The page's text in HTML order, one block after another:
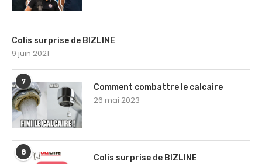
Colis surprise de BIZLINE
9 juin 2021
7
Comment combattre le calcaire
26 mai 2023
8
Colis surprise de BIZLINE